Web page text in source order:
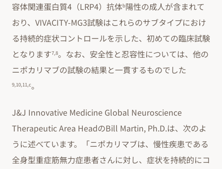
容体関連蛋白質4（LRP4）抗体b陽性の成人が含まれて
おり、VIVACITY-MG3試験はこれらのサブタイプにおけ
る持続的症状コントロールを示した、初めての臨床試験
となります7,8。なお、安全性と忍容性については、他の
ニポカリマブの試験の結果と一貫するものでした
9,10,11,c。
J&J Innovative Medicine Global Neuroscience
Therapeutic Area HeadのBill Martin, Ph.D.は、次のよ
うに述べています。「ニポカリマブは、慢性疾患である
全身型重症筋無力症患者さんに対し、症状を持続的にコ